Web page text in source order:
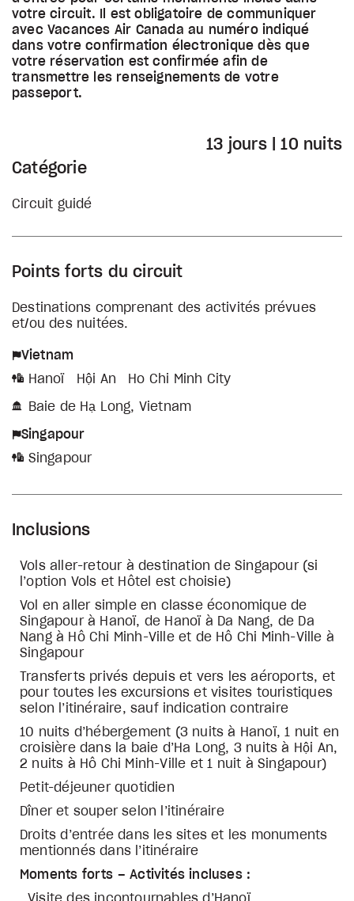
votre circuit. Il est obligatoire de communiquer
avec Vacances Air Canada au numéro indiqué
dans votre confirmation électronique dès que
votre réservation est confirmée afin de
transmettre les renseignements de votre
passeport.
13 jours | 10 nuits
Catégorie
Circuit guidé
Points forts du circuit
Destinations comprenant des activités prévues
et/ou des nuitées.
Vietnam
Hanoï
Hội An Ho Chi Minh City
Baie de Hạ Long, Vietnam
Singapour
Singapour
Inclusions
Vols aller-retour à destination de Singapour (si
l’option Vols et Hôtel est choisie)
Vol en aller simple en classe économique de
Singapour à Hanoï, de Hanoï à Da Nang, de Da
Nang à Hô Chi Minh-Ville et de Hô Chi Minh-Ville à
Singapour
Transferts privés depuis et vers les aéroports, et
pour toutes les excursions et visites touristiques
selon l’itinéraire, sauf indication contraire
10 nuits d’hébergement (3 nuits à Hanoï, 1 nuit en
croisière dans la baie d’Ha Long, 3 nuits à Hội An,
2 nuits à Hô Chi Minh-Ville et 1 nuit à Singapour)
Petit-déjeuner quotidien
Dîner et souper selon l’itinéraire
Droits d’entrée dans les sites et les monuments
mentionnés dans l’itinéraire
Moments forts – Activités incluses :